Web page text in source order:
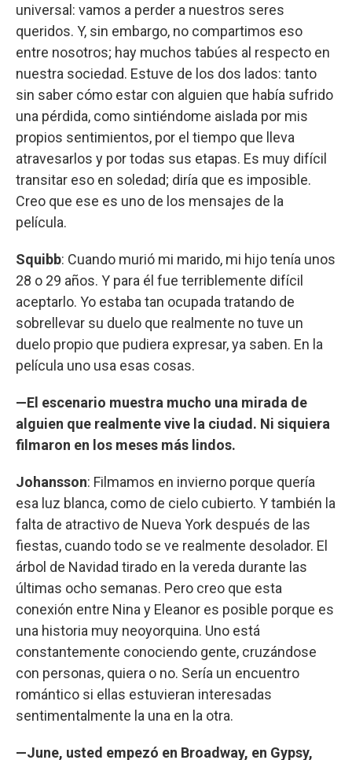
universal: vamos a perder a nuestros seres
queridos. Y, sin embargo, no compartimos eso
entre nosotros; hay muchos tabúes al respecto en
nuestra sociedad. Estuve de los dos lados: tanto
sin saber cómo estar con alguien que había sufrido
una pérdida, como sintiéndome aislada por mis
propios sentimientos, por el tiempo que lleva
atravesarlos y por todas sus etapas. Es muy difícil
transitar eso en soledad; diría que es imposible.
Creo que ese es uno de los mensajes de la
película.
Squibb: Cuando murió mi marido, mi hijo tenía unos
28 o 29 años. Y para él fue terriblemente difícil
aceptarlo. Yo estaba tan ocupada tratando de
sobrellevar su duelo que realmente no tuve un
duelo propio que pudiera expresar, ya saben. En la
película uno usa esas cosas.
—El escenario muestra mucho una mirada de
alguien que realmente vive la ciudad. Ni siquiera
filmaron en los meses más lindos.
Johansson: Filmamos en invierno porque quería
esa luz blanca, como de cielo cubierto. Y también la
falta de atractivo de Nueva York después de las
fiestas, cuando todo se ve realmente desolador. El
árbol de Navidad tirado en la vereda durante las
últimas ocho semanas. Pero creo que esta
conexión entre Nina y Eleanor es posible porque es
una historia muy neoyorquina. Uno está
constantemente conociendo gente, cruzándose
con personas, quiera o no. Sería un encuentro
romántico si ellas estuvieran interesadas
sentimentalmente la una en la otra.
—June, usted empezó en Broadway, en Gypsy,